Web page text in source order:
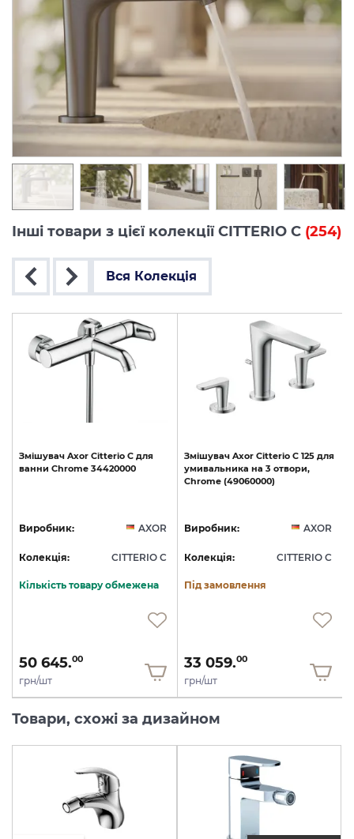
Інші товари з цієї колекції CITTERIO C (254)
Вся Колекція
Змішувач Axor Citterio C для
ванни Chrome 34420000
Виробник: AXOR
Колекція: CITTERIO C
Кількість товару обмежена
50 645.00
грн/шт
Змішувач Axor Citterio C 125 для
умивальника на 3 отвори,
Chrome (49060000)
Виробник: AXOR
Колекція: CITTERIO C
Під замовлення
33 059.00
грн/шт
Товари, схожі за дизайном